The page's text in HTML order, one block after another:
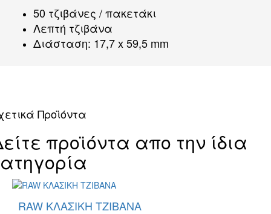
50 τζιβάνες / πακετάκι
Λεπτή τζιβάνα
Διάσταση: 17,7 x 59,5 mm
Προϊόντα
προϊόντα απο την ίδια
RAW ΚΛΑΣΙΚΗ ΤΖΙΒΑΝΑ